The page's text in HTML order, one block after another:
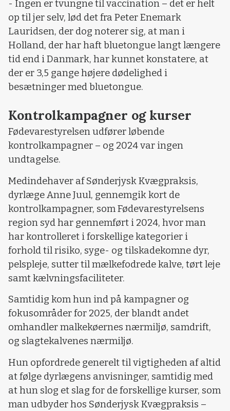
- Ingen er tvungne til vaccination – det er helt
op til jer selv, lød det fra Peter Enemark
Lauridsen, der dog noterer sig, at man i
Holland, der har haft bluetongue langt længere
tid end i Danmark, har kunnet konstatere, at
der er 3,5 gange højere dødelighed i
besætninger med bluetongue.
Kontrolkampagner og kurser
Fødevarestyrelsen udfører løbende
kontrolkampagner – og 2024 var ingen
undtagelse.
Medindehaver af Sønderjysk Kvægpraksis,
dyrlæge Anne Juul, gennemgik kort de
kontrolkampagner, som Fødevarestyrelsens
region syd har gennemført i 2024, hvor man
har kontrolleret i forskellige kategorier i
forhold til risiko, syge- og tilskadekomne dyr,
pelspleje, sutter til mælkefodrede kalve, tørt leje
samt kælvningsfaciliteter.
Samtidig kom hun ind på kampagner og
fokusområder for 2025, der blandt andet
omhandler malkekøernes nærmiljø, samdrift,
og slagtekalvenes nærmiljø.
Hun opfordrede generelt til vigtigheden af altid
at følge dyrlægens anvisninger, samtidig med
at hun slog et slag for de forskellige kurser, som
man udbyder hos Sønderjysk Kvægpraksis –